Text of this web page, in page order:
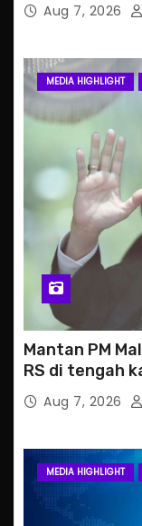
Aug 7, 2026
MEDIA HIGHLIGHT
Mantan PM
RS di tengah
Aug 7, 2026
MEDIA HIGHLIGHT